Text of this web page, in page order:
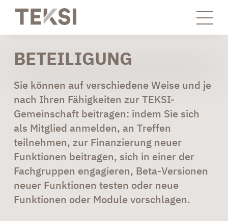
BETEILIGUNG
Sie können auf verschiedene Weise und je
nach Ihren Fähigkeiten zur TEKSI-
Gemeinschaft beitragen: indem Sie sich
als Mitglied anmelden, an Treffen
teilnehmen, zur Finanzierung neuer
Funktionen beitragen, sich in einer der
Fachgruppen engagieren, Beta-Versionen
neuer Funktionen testen oder neue
Funktionen oder Module vorschlagen.